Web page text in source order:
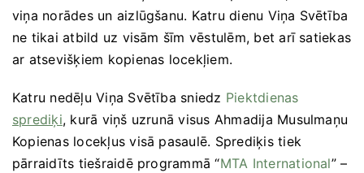
viņa norādes un aizlūgšanu. Katru dienu Viņa Svētība
ne tikai atbild uz visām šīm vēstulēm, bet arī satiekas
ar atsevišķiem kopienas locekļiem.
Katru nedēļu Viņa Svētība sniedz Piektdienas
sprediķi, kurā viņš uzrunā visus Ahmadija Musulmaņu
Kopienas locekļus visā pasaulē. Sprediķis tiek
pārraidīts tiešraidē programmā “MTA International” –